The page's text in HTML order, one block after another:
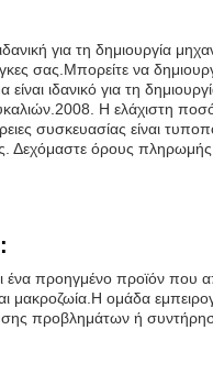
για τη δημιουργία
σας.Μπορείτε να
ιδανικό για τη
Η ελάχιστη
συσκευασίας είναι
Δεχόμαστε όρους πληρωμής
προηγμένο προϊόν που
μακροζωία.Η ομάδα
προβλημάτων ή